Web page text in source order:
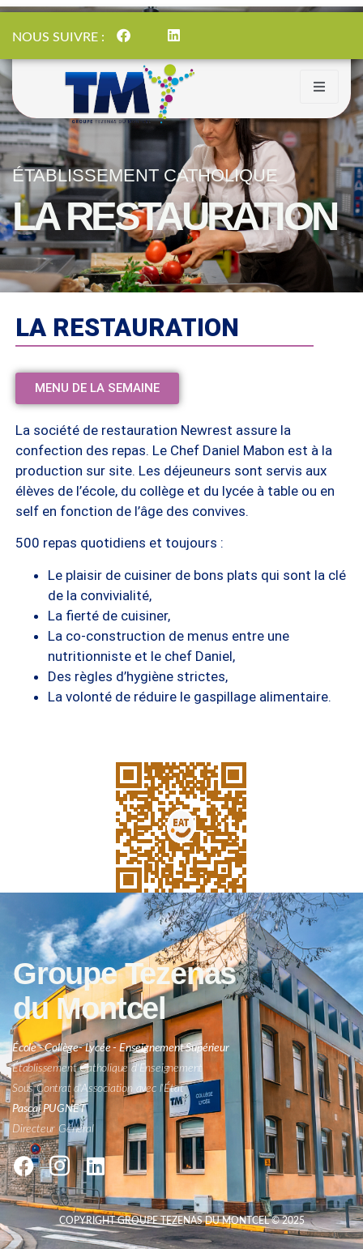
NOUS SUIVRE :
ÉTABLISSEMENT CATHOLIQUE
LA RESTAURATION
LA RESTAURATION
MENU DE LA SEMAINE
La société de restauration Newrest assure la
confection des repas. Le Chef Daniel Mabon est à la
production sur site. Les déjeuneurs sont servis aux
élèves de l’école, du collège et du lycée à table ou en
self en fonction de l’âge des convives.
500 repas quotidiens et toujours :
Le plaisir de cuisiner de bons plats qui sont la clé
de la convivialité,
La fierté de cuisiner,
La co-construction de menus entre une
nutritionniste et le chef Daniel,
Des règles d’hygiène strictes,
La volonté de réduire le gaspillage alimentaire.
Groupe Tezenas
du Montcel
École - Collège- Lycée - Enseignement Supérieur
Établissement Catholique d'Enseignement
Sous Contrat d'Association avec l'État
Pascal PUGNET
Directeur Général
COPYRIGHT GROUPE TEZENAS DU MONTCEL © 2025